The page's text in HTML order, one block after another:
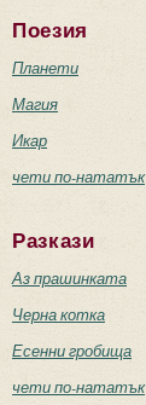
Поезия
Планети
Магия
Икар
чети по-нататък
Разкази
Аз прашинката
Черна котка
Есенни гробища
чети по-нататък